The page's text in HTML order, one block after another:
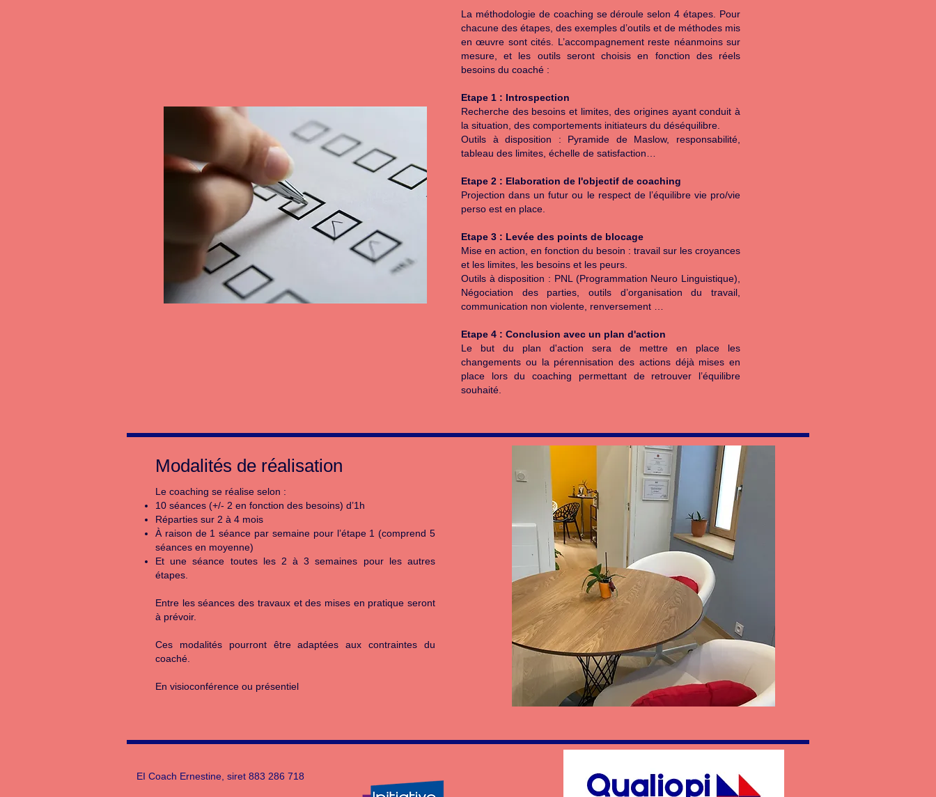
La méthodologie de coaching se déroule selon 4 étapes. Pour
chacune des étapes, des exemples d’outils et de méthodes mis
en œuvre sont cités. L’accompagnement reste néanmoins sur
mesure, et les outils seront choisis en fonction des réels
besoins du coaché :
Etape 1 : Introspection
Recherche des besoins et limites, des origines ayant conduit à
la situation, des comportements initiateurs du déséquilibre.
Outils à disposition : Pyramide de Maslow, responsabilité,
tableau des limites, échelle de satisfaction…
Etape 2 : Elaboration de l'objectif de coaching
Projection dans un futur ou le respect de l’équilibre vie pro/vie
perso est en place.
Etape 3 : Levée des points de blocage
Mise en action, en fonction du besoin : travail sur les croyances
et les limites, les besoins et les peurs.
Outils à disposition : PNL (Programmation Neuro Linguistique),
Négociation des parties, outils d’organisation du travail,
communication non violente, renversement …
Etape 4 : Conclusion avec un plan d'action
Le but du plan d'action sera de mettre en place les
changements ou la pérennisation des actions déjà mises en
place lors du coaching permettant de retrouver l’équilibre
souhaité.
Modalités de réalisation
Le coaching se réalise selon :
10 séances (+/- 2 en fonction des besoins) d’1h
Réparties sur 2 à 4 mois
À raison de 1 séance par semaine pour l’étape 1 (comprend 5
séances en moyenne)
Et une séance toutes les 2 à 3 semaines pour les autres
étapes.
Entre les séances des travaux et des mises en pratique seront
à prévoir.
Ces modalités pourront être adaptées aux contraintes du
coaché.
En visioconférence ou présentiel
EI Coach Ernestine, siret 883 286 718